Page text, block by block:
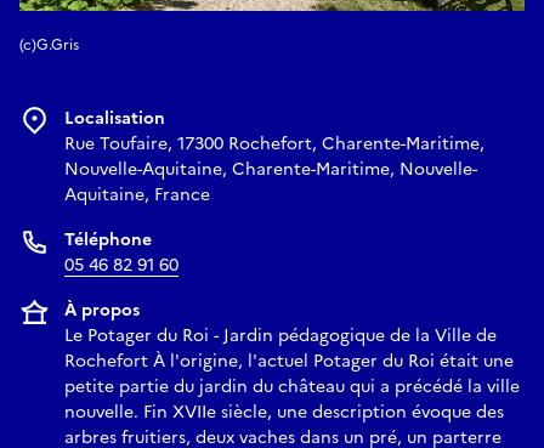
(c)G.Gris
Localisation
Rue Toufaire, 17300 Rochefort, Charente-Maritime,
Nouvelle-Aquitaine, Charente-Maritime, Nouvelle-
Aquitaine, France
Téléphone
05 46 82 91 60
À propos
Le Potager du Roi - Jardin pédagogique de la Ville de
Rochefort À l'origine, l'actuel Potager du Roi était une
petite partie du jardin du château qui a précédé la ville
nouvelle. Fin XVIIe siècle, une description évoque des
arbres fruitiers, deux vaches dans un pré, un parterre